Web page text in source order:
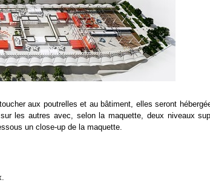
aux poutrelles et au bâtiment, elles seront
les autres avec, selon la maquette, deux niveaux
un close-up de la maquette.